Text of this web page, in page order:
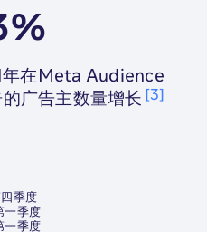
在Meta Audience
广告主数量增长 3
季度
季度
季度